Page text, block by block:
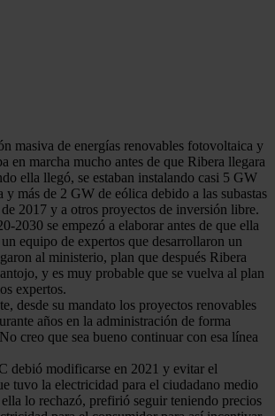
masiva de energías renovables fotovoltaica y
en marcha mucho antes de que Ribera llegara
ella llegó, se estaban instalando casi 5 GW
y más de 2 GW de eólica debido a las subastas
2017 y a otros proyectos de inversión libre.
2030 se empezó a elaborar antes de que ella
equipo de expertos que desarrollaron un
al ministerio, plan que después Ribera
y es muy probable que se vuelva al plan
expertos.
desde su mandato los proyectos renovables
años en la administración de forma
creo que sea bueno continuar con esa línea
debió modificarse en 2021 y evitar el
tuvo la electricidad para el ciudadano medio
lo rechazó, prefirió seguir teniendo precios